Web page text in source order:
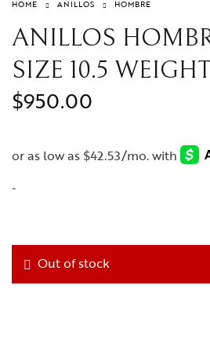
HOME ANILLOS HOMBRE
ANILLOS
SIZE 10.5
$950.00
-
Out of stock